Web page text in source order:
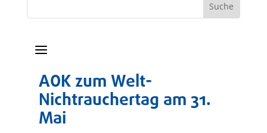
a
AOK zum Welt-
Nichtrauchertag am 31.
Mai